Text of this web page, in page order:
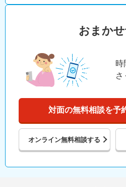
おまか
時
さ
対面の無料相談を予
オンライン無料相談する